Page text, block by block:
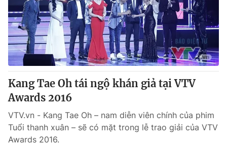
Thị trường 24h Tấm lòng Việt
VTV4 Vươn mình bằng AI
VTV9 VTV8
Kang Tae Oh tái ngộ khán giả tại VTV
Awards 2016
VTV.vn - Kang Tae Oh – nam diễn viên chính của phim
Tuổi thanh xuân – sẽ có mặt trong lễ trao giải của VTV
Awards 2016.